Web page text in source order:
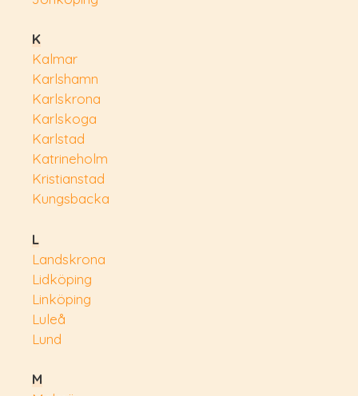
K
Kalmar
Karlshamn
Karlskrona
Karlskoga
Karlstad
Katrineholm
Kristianstad
Kungsbacka
L
Landskrona
Lidköping
Linköping
Luleå
Lund
M